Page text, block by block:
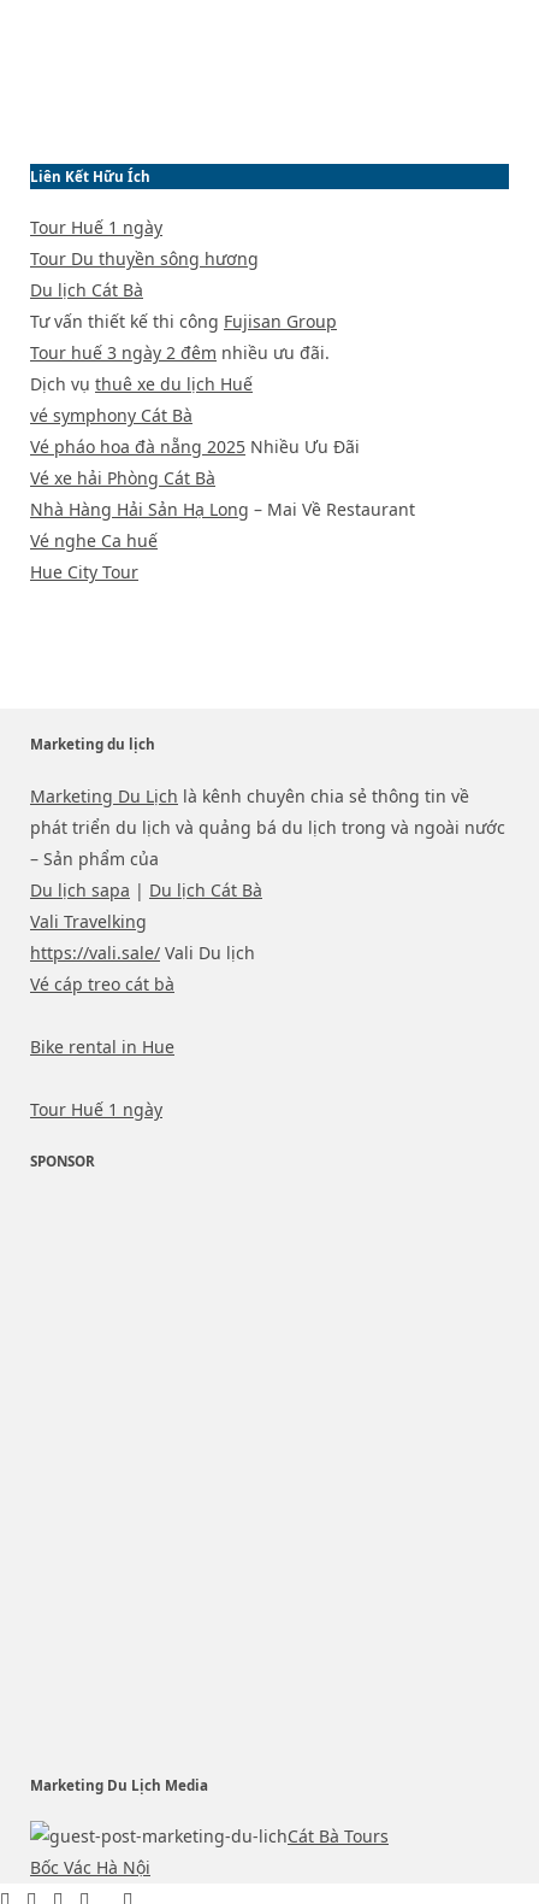
Liên Kết Hữu Ích
Tour Huế 1 ngày
Tour Du thuyền sông hương
Du lịch Cát Bà
Tư vấn thiết kế thi công Fujisan Group
Tour huế 3 ngày 2 đêm nhiều ưu đãi.
Dịch vụ thuê xe du lịch Huế
vé symphony Cát Bà
Vé pháo hoa đà nẵng 2025 Nhiều Ưu Đãi
Vé xe hải Phòng Cát Bà
Nhà Hàng Hải Sản Hạ Long – Mai Về Restaurant
Vé nghe Ca huế
Hue City Tour
Marketing du lịch
Marketing Du Lịch là kênh chuyên chia sẻ thông tin về
phát triển du lịch và quảng bá du lịch trong và ngoài nước
– Sản phẩm của
Du lịch sapa | Du lịch Cát Bà
Vali Travelking
https://vali.sale/ Vali Du lịch
Vé cáp treo cát bà
Bike rental in Hue
Tour Huế 1 ngày
SPONSOR
Marketing Du Lịch Media
Cát Bà Tours
Bốc Vác Hà Nội